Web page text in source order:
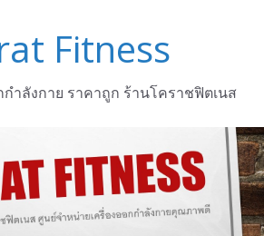
Fitness
ำลังกาย ราคาถูก ร้านโคราชฟิตเนส